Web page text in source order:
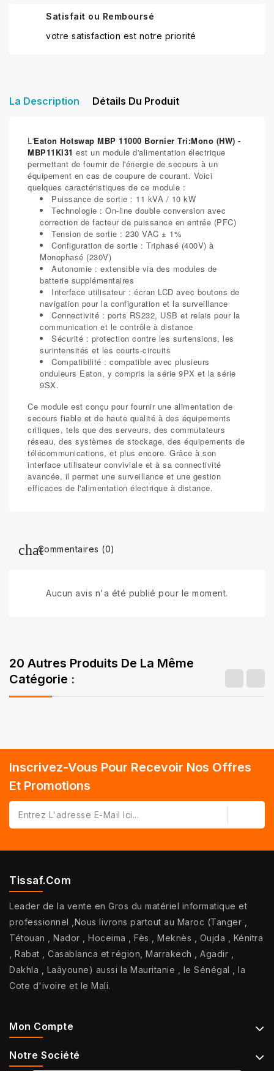
Satisfait ou Remboursé
votre satisfaction est notre priorité
La Description Détails Du Produit
L'Eaton Hotswap MBP 11000 Bornier Tri:Mono (HW) -
MBP11KI31 est un module d'alimentation électrique
permettant de fournir de l'énergie de secours à un
équipement en cas de coupure de courant. Voici
quelques caractéristiques de ce module :
Puissance de sortie : 11 kVA / 10 kW
Technologie : On-line double conversion avec
correction de facteur de puissance en entrée (PFC)
Tension de sortie : 230 VAC ± 1%
Configuration de sortie : Triphasé (400V) à
Monophasé (230V)
Autonomie : extensible via des modules de
batterie supplémentaires
Interface utilisateur : écran LCD avec boutons de
navigation pour la configuration et la surveillance
Connectivité : ports RS232, USB et relais pour la
communication et le contrôle à distance
Sécurité : protection contre les surtensions, les
surintensités et les courts-circuits
Compatibilité : compatible avec plusieurs
onduleurs Eaton, y compris la série 9PX et la série
9SX.
Ce module est conçu pour fournir une alimentation de
secours fiable et de haute qualité à des équipements
critiques, tels que des serveurs, des commutateurs
réseau, des systèmes de stockage, des équipements de
télécommunications, et plus encore. Grâce à son
interface utilisateur conviviale et à sa connectivité
avancée, il permet une surveillance et une gestion
efficaces de l'alimentation électrique à distance.
Commentaires (0)
Aucun avis n'a été publié pour le moment.
20 Autres Produits De La Même
Catégorie :
Inscrivez-Vous Pour Recevoir Nos Offres
Et Promotions
Tissaf.com
Leader de la vente en Gros du matériel informatique et
professionnel ,Nous livrons partout au Maroc (Tanger ,
Tétouan , Nador , Hoceima , Fès , Meknès , Oujda , Kénitra
, Rabat , Casablanca et région, Marrakech , Agadir ,
Dakhla , Laâyoune) aussi la Mauritanie , le Sénégal , la
Cote d'ivoire et le Mali.
Mon Compte
Notre Société